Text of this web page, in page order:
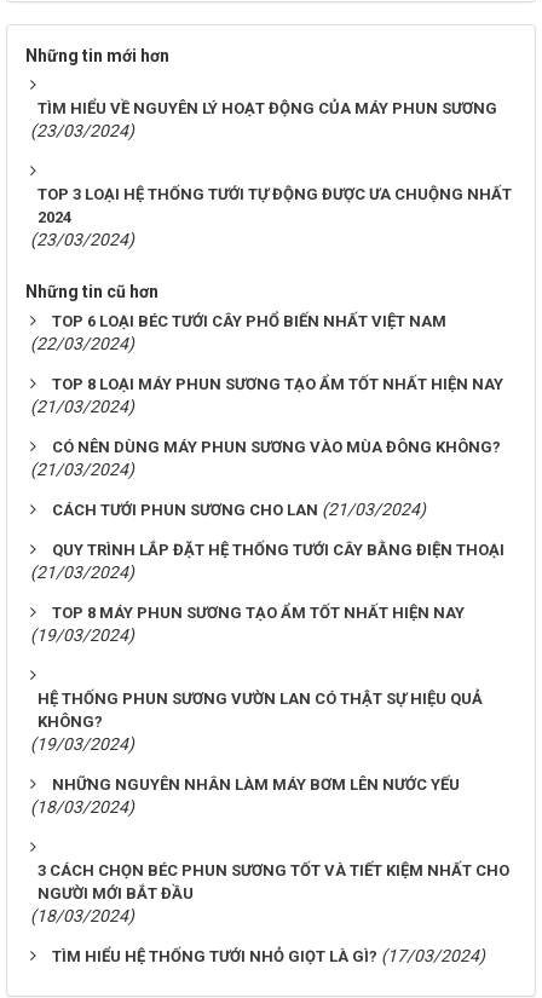
Những tin mới hơn
TÌM HIỂU VỀ NGUYÊN LÝ HOẠT ĐỘNG CỦA MÁY PHUN SƯƠNG
(23/03/2024)
TOP 3 LOẠI HỆ THỐNG TƯỚI TỰ ĐỘNG ĐƯỢC ƯA CHUỘNG NHẤT
2024
(23/03/2024)
Những tin cũ hơn
TOP 6 LOẠI BÉC TƯỚI CÂY PHỔ BIẾN NHẤT VIỆT NAM
(22/03/2024)
TOP 8 LOẠI MÁY PHUN SƯƠNG TẠO ẨM TỐT NHẤT HIỆN NAY
(21/03/2024)
CÓ NÊN DÙNG MÁY PHUN SƯƠNG VÀO MÙA ĐÔNG KHÔNG?
(21/03/2024)
CÁCH TƯỚI PHUN SƯƠNG CHO LAN (21/03/2024)
QUY TRÌNH LẮP ĐẶT HỆ THỐNG TƯỚI CÂY BẰNG ĐIỆN THOẠI
(21/03/2024)
TOP 8 MÁY PHUN SƯƠNG TẠO ẨM TỐT NHẤT HIỆN NAY
(19/03/2024)
HỆ THỐNG PHUN SƯƠNG VƯỜN LAN CÓ THẬT SỰ HIỆU QUẢ
KHÔNG?
(19/03/2024)
NHỮNG NGUYÊN NHÂN LÀM MÁY BƠM LÊN NƯỚC YẾU
(18/03/2024)
3 CÁCH CHỌN BÉC PHUN SƯƠNG TỐT VÀ TIẾT KIỆM NHẤT CHO
NGƯỜI MỚI BẮT ĐẦU
(18/03/2024)
TÌM HIỂU HỆ THỐNG TƯỚI NHỎ GIỌT LÀ GÌ? (17/03/2024)